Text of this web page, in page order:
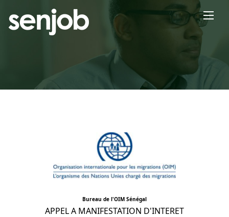
Bureau de l'OIM Sénégal
APPEL A MANIFESTATION D'INTERET